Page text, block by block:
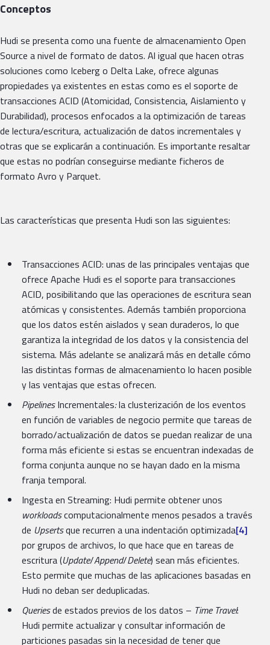
Conceptos
Hudi se presenta como una fuente de almacenamiento Open
Source a nivel de formato de datos. Al igual que hacen otras
soluciones como Iceberg o Delta Lake, ofrece algunas
propiedades ya existentes en estas como es el soporte de
transacciones ACID (Atomicidad, Consistencia, Aislamiento y
Durabilidad), procesos enfocados a la optimización de tareas
de lectura/escritura, actualización de datos incrementales y
otras que se explicarán a continuación. Es importante resaltar
que estas no podrían conseguirse mediante ficheros de
formato Avro y Parquet.
Las características que presenta Hudi son las siguientes:
Transacciones ACID: unas de las principales ventajas que
ofrece Apache Hudi es el soporte para transacciones
ACID, posibilitando que las operaciones de escritura sean
atómicas y consistentes. Además también proporciona
que los datos estén aislados y sean duraderos, lo que
garantiza la integridad de los datos y la consistencia del
sistema. Más adelante se analizará más en detalle cómo
las distintas formas de almacenamiento lo hacen posible
y las ventajas que estas ofrecen.
PipelinesIncrementales:la clusterización de los eventos
en función de variables de negocio permite que tareas de
borrado/actualización de datos se puedan realizar de una
forma más eficiente si estas se encuentran indexadas de
forma conjunta aunque no se hayan dado en la misma
franja temporal.
Ingesta en Streaming: Hudi permite obtener unos
workloadscomputacionalmente menos pesados a través
de Upsertsque recurren a una indentación optimizada[4]
por grupos de archivos, lo que hace que en tareas de
escritura (Update/Append/Delete) sean más eficientes.
Esto permite que muchas de las aplicaciones basadas en
Hudi no deban ser deduplicadas.
Queriesde estados previos de los datos – Time Travel:
Hudi permite actualizar y consultar información de
particiones pasadas sin la necesidad de tener que